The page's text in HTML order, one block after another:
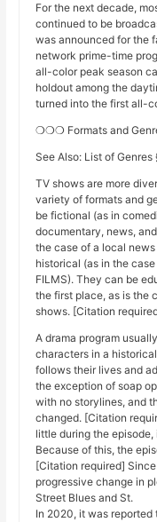
For the next decade,
continued to be
was announced for the
network prime-time
all-color peak season
holdout among the
turned into the first all-
❍❍❍ Formats and
See Also: List of
TV shows are more
variety of formats and
be fictional (as in
documentary, news,
the case of a local
historical (as in the
FILMS). They can be
the first place, as is the
shows. [Citation
A drama program
characters in a
follows their lives and
the exception of soap
with no storylines, and
changed. [Citation
little during the
Because of this, the
[Citation required]
progressive change in
Street Blues and St.
In 2020, it was